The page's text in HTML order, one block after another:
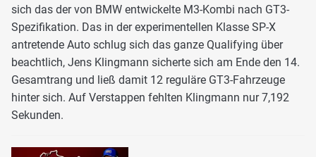
sich das der von BMW entwickelte M3-Kombi nach GT3-
Spezifikation. Das in der experimentellen Klasse SP-X
antretende Auto schlug sich das ganze Qualifying über
beachtlich, Jens Klingmann sicherte sich am Ende den 14.
Gesamtrang und ließ damit 12 reguläre GT3-Fahrzeuge
hinter sich. Auf Verstappen fehlten Klingmann nur 7,192
Sekunden.